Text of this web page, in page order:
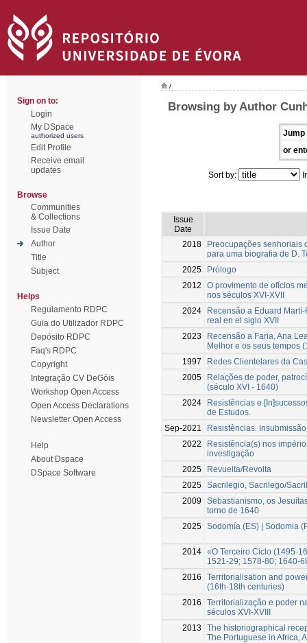
Sign on to:
Login
My DSpace
authorized users
Edit Profile
Receive email
updates
Browse
Communities
& Collections
Issue Date
Author
Title
Subject
Helps
Regulamento RDPC
Guia do Utilizador RDPC
Depósito RDPC
Faq's RDPC
Copyright
Integração CV DeGóis
Workshop Open Access
Open Access Declarations
Newsletter Open Access
Help
About Dspace
DSpace Software
/
Browsing by Author
Jump
or
Sort by:
Issue
Date
2018
Preocupações senhoriais
para uma biografia de D.
2025
Prólogo
2012
O provimento de ofícios
nos séculos XVI-XVII
2024
Recensão a Eduard
real en el siglo XVII
2023
Recensão a Faria, Ana
Melhor e os seus tempos
1997
Redes Clientelares da
2005
Relações de poder,
(século XVI - 1640)
2024
Resistências e
de Estudos.
Sep-2021
Resistências.
2022
Resistência(s) nos
investigação
2025
Revuelta/Revolta
2025 Sacrilegio, Sacrilego/
2009
Sebastianismo, os
torno de 1640
2025 Sodomía (ES) | Sodomia
2014 «O Terceiro Ciclo (1495-
1521-29; 1578-80; 1640-
2016
Territorialisation and
(16th-18th centuries)
2016
Territorialização e poder
séculos XVI-XVIII
2013
The historiographical
The Portuguese in Africa,